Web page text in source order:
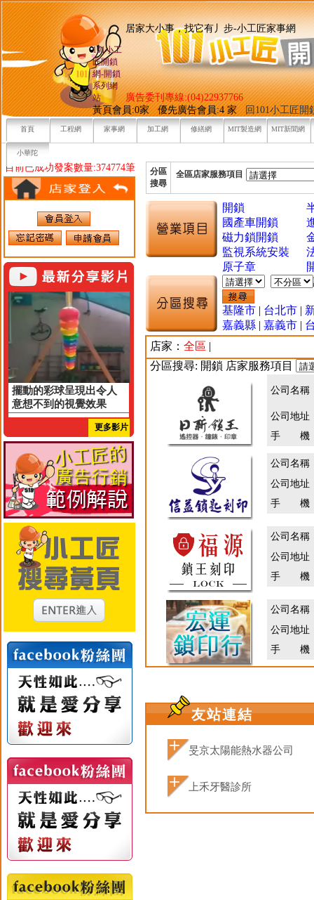
101小工
匠開鎖
網-開鎖
系列網
站
居家大小事，找它有丿步-小工
廣告委刊專線:(04)22937766
黃頁會員:0家 優先廣告會員:4 家回101小工匠開
首頁 工程網 家事網 加工網 修繕網 MIT製造網 MIT新聞網
小華陀
目前已成功發案數量:374774筆
擺動的彩球呈現出令人
意想不到的視覺效果
更多影片
分區
搜尋
全區店家服務項目
開鎖
國產車開鎖
磁力鎖開鎖
監視系統安裝
原子章
基隆市 | 台北市 |
嘉義縣 | 嘉義市 |
店家： 全區 |
分區搜尋: 開鎖 店家服務項目
公司名稱
公司地址
手 機
公司名稱
公司地址
手 機
公司名稱
公司地址
手 機
公司名稱
公司地址
手 機
友站連結
旻京太陽能熱水器公司
上禾牙醫診所